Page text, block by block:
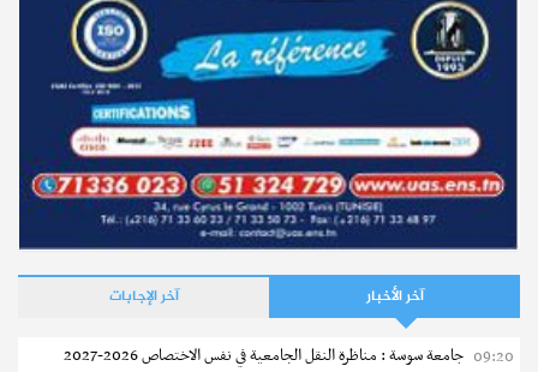
آخر الأخبار آخر الإجابات
09:20 جامعة سوسة : مناظرة النقل الجامعية في نفس الاختصاص 2026-2027